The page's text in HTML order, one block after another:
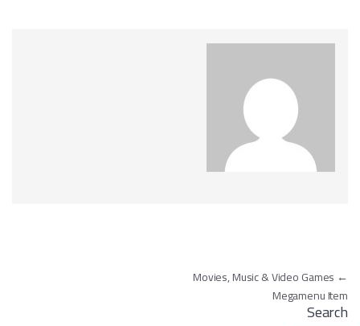
تصفّح المقالات
←
Movies, Music & Video Games
Megamenu Item
Search